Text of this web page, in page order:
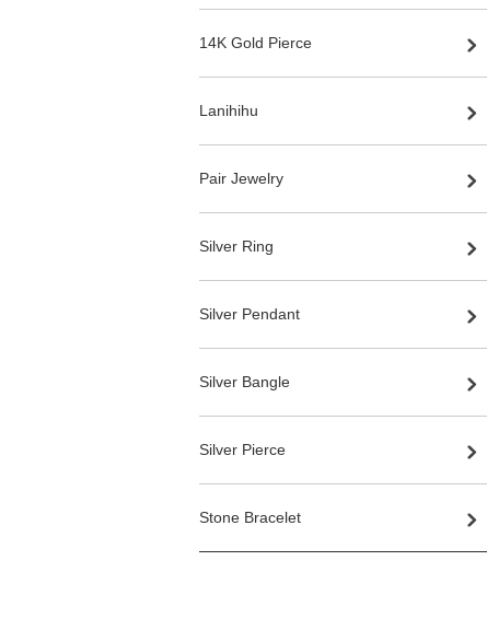
14K Gold Pierce
Lanihihu
Pair Jewelry
Silver Ring
Silver Pendant
Silver Bangle
Silver Pierce
Stone Bracelet